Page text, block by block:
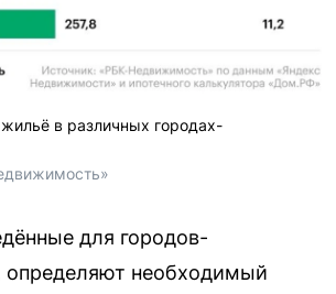
в различных городах-
для городов-
определяют необходимый